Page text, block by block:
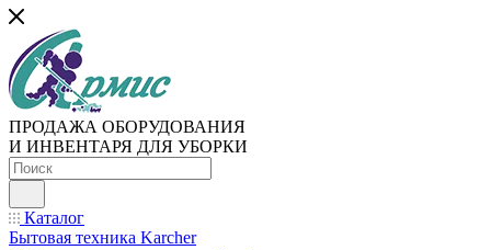
ПРОДАЖА ОБОРУДОВАНИЯ
И ИНВЕНТАРЯ ДЛЯ УБОРКИ
Каталог
Бытовая техника Karcher